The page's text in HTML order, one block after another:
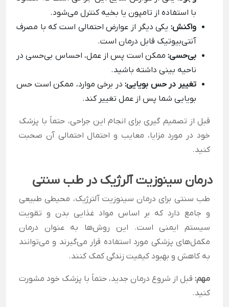
با استفاده از تامپون یا بخیه کنترل می‌شود.
واکنش: یکی دیگر از عوارض احتمالی است که با مصرف
آنتی‌بیوتیک قابل درمان است.
بی‌حسی: ممکن است پس از عمل، احساس بی‌حسی در
ناحیه بینی داشته باشید.
تغییر در حس بویایی: در برخی موارد، ممکن است حس
بویایی شما پس از عمل تغییر کند.
قبل از تصمیم گیری برای انجام این جراحی، حتماً با پزشک
خود در مورد مزایا، معایب و احتمال احتمالی آن صحبت
کنید.
درمان سینوزیت آلرژیک در طب سنتی
طب سنتی برای درمان سینوزیت آلترژیک، محیطی طبیعی
و جامع دارد که بر اساس مواد غذایی بدن و تقویت
سیستم ایمنی است. این روش‌ها به عنوان درمان
مکمل‌های پزشکی مورد استفاده قرار می‌گیرند و می‌توانند
به کاهش و بهبود کیفیت زندگی کمک کنند.
مهم: قبل از شروع درمان جدید، حتماً با پزشک خود مشورت
کنید.